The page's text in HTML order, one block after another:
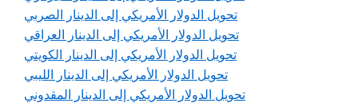
تحويل الدولار الأمريكي إلى الدينار الصربي
تحويل الدولار الأمريكي إلى الدينار العراقي
تحويل الدولار الأمريكي إلى الدينار الكويتي
تحويل الدولار الأمريكي إلى الدينار الليبي
تحويل الدولار الأمريكي إلى الدينار المقدوني